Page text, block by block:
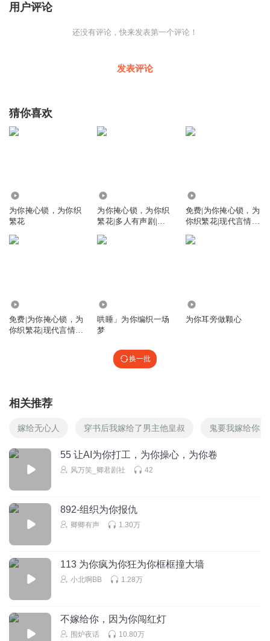
用户评论
还没有评论，快来发表第一个评论！
发表评论
猜你喜欢
为你掩心锁，为你织
繁花
为你掩心锁，为你织
繁花|多人有声剧|豪
免费|为你掩心锁，为
你织繁花|现代言情|
免费|为你掩心锁，为
你织繁花|现代言情|
哄睡」为你编织一场
梦
为你耳旁做颗心
换一批
相关推荐
嫁给无心人 穿书后我嫁给了男主他皇叔 鬼要我嫁给你
55 让AI为你打工，为你操心，为你卷
风万笑_卿君剧社 42
892-组织为你报仇
卿卿有声 1.30万
113 为你疯为你狂为你框框撞大墙
小北啊BB 1.28万
不嫁给你，因为你闯红灯
围炉夜话 10.80万